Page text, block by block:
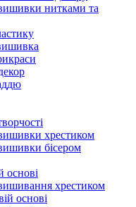
нитками та
хрестиком
бісером
основі
хрестиком
основі